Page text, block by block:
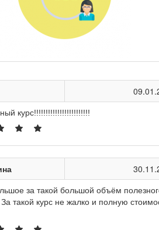
курс!!!!!!!!!!!!!!!!!!!!!!!!
за такой большой объём
такой курс не жалко и полную